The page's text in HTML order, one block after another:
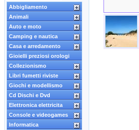
Abbigliamento
Animali
Auto e moto
Camping e nautica
Casa e arredamento
Gioielli preziosi orologi
Collezionismo
Libri fumetti riviste
Giochi e modellismo
Cd Dischi e Dvd
Elettronica elettricita
Console e videogames
Informatica